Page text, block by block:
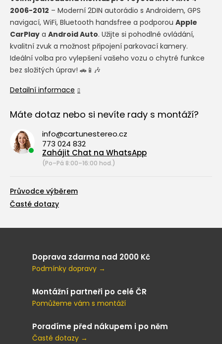
2006-2012 – Moderní 2DIN autorádio s Androidem, GPS
navigací, WiFi, Bluetooth handsfree a podporou Apple
CarPlay a Android Auto. Užijte si pohodlné ovládání,
kvalitní zvuk a možnost připojení parkovací kamery.
Ideální volba pro vylepšení vašeho vozu o chytré funkce
bez složitých úprav! 🚗📱🎶
Detailní informace
Máte dotaz nebo si nevíte rady s montáží?
info@cartunestereo.cz
773 024 832
Zahájit Chat na WhatsApp
(Po–Pá 8:00–16:00 hod.)
Průvodce výběrem
Časté dotazy
Doprava zdarma nad 2000 Kč
Podmínky dopravy →
Montážní partneři po celé ČR
Pomůžeme vám s montáží
Poradíme před nákupem i po něm
Časté dotazy →